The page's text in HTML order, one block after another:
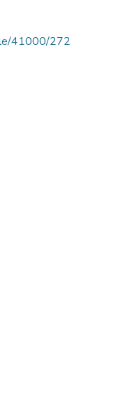
41000/272